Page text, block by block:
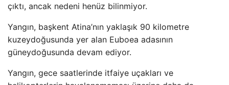
çıktı, ancak nedeni henüz bilinmiyor.
Yangın, başkent Atina’nın yaklaşık 90 kilometre
kuzeydoğusunda yer alan Euboea adasının
güneydoğusunda devam ediyor.
Yangın, gece saatlerinde itfaiye uçakları ve